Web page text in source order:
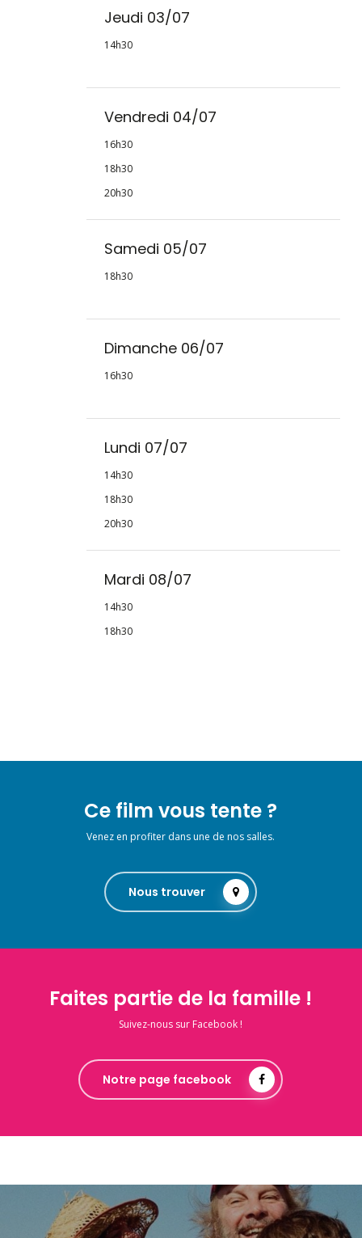
Jeudi 03/07
14h30
Vendredi 04/07
16h30
18h30
20h30
Samedi 05/07
18h30
Dimanche 06/07
16h30
Lundi 07/07
14h30
18h30
20h30
Mardi 08/07
14h30
18h30
Ce film vous tente ?
Venez en profiter dans une de nos salles.
Nous trouver
Faites partie de la famille !
Suivez-nous sur Facebook !
Notre page facebook